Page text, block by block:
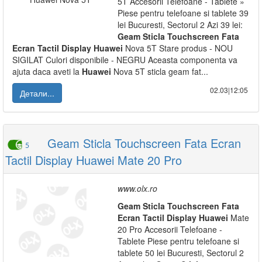
Piese pentru telefoane si tablete 39
lei Bucuresti, Sectorul 2 Azi 39 lei:
Geam Sticla Touchscreen Fata
Ecran Tactil Display Huawei Nova 5T Stare produs - NOU
SIGILAT Culori disponibile - NEGRU Aceasta componenta va
ajuta daca aveti la Huawei Nova 5T sticla geam fat...
Детали...
02.03|12:05
5
Geam Sticla Touchscreen Fata Ecran
Tactil Display Huawei Mate 20 Pro
www.olx.ro
Geam Sticla Touchscreen Fata
Ecran Tactil Display Huawei Mate
20 Pro Accesorii Telefoane -
Tablete Piese pentru telefoane si
tablete 50 lei Bucuresti, Sectorul 2